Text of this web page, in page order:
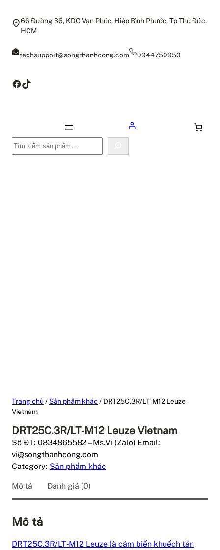
66 Đường 36, KDC Vạn Phúc, Hiệp Bình Phước, Tp Thủ Đức,
HCM
techsupport@songthanhcong.com 0944750950
Facebook
TikTok
Tìm
kiếm
Trang chủ / Sản phẩm khác / DRT25C.3R/LT‑M12 Leuze
Vietnam
DRT25C.3R/LT‑M12 Leuze Vietnam
Số ĐT: 0834865582 – Ms.Vi (Zalo) Email:
vi@songthanhcong.com
Category: Sản phẩm khác
Mô tả Đánh giá (0)
Mô tả
DRT25C.3R/LT‑M12 Leuze là cảm biến khuếch tán